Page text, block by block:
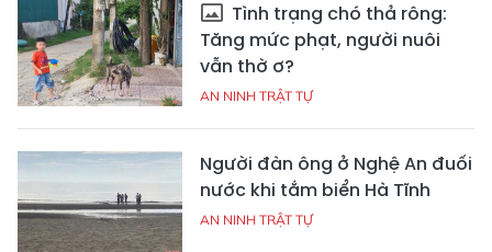
Tình trạng chó thả rông:
Tăng mức phạt, người nuôi
vẫn thờ ơ?
AN NINH TRẬT TỰ
Người đàn ông ở Nghệ An đuối
nước khi tắm biển Hà Tĩnh
AN NINH TRẬT TỰ